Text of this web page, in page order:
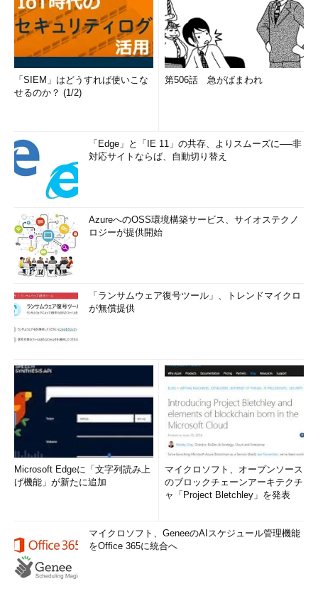
「SIEM」はどうすれば使いこな
せるのか？ (1/2)
第506話 急がばまわれ
「Edge」と「IE 11」の共存、よりスムーズに──非
対応サイトならば、自動切り替え
AzureへのOSS環境構築サービス、サイオステクノ
ロジーが提供開始
「ランサムウェア復号ツール」、トレンドマイクロ
が無償提供
Microsoft Edgeに「文字列読み上
げ機能」が新たに追加
マイクロソフト、オープンソース
のブロックチェーンアーキテクチ
ャ「Project Bletchley」を発表
マイクロソフト、GeneeのAIスケジュール管理機能
をOffice 365に統合へ